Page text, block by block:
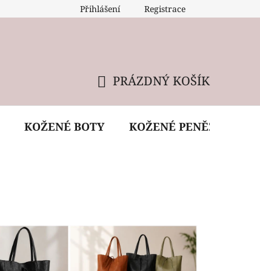
Reklamační podmínky
Přihlášení Registrace
KOŠÍK
PRÁZDNÝ KOŠÍK
KOŽENÉ BOTY KOŽENÉ PENĚŽENKY